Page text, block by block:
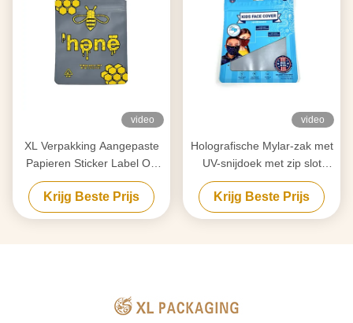
video
XL Verpakking Aangepaste
Papieren Sticker Label Op
Maat Bedrukte 3.5 Mil Mylar
Ritssluiting Zak Plastic
Voedselverpakking Stand-Up
Krijg Beste Prijs
video
Holografische Mylar-zak met
UV-snijdoek met zip slot
voedselzak op maat met op
maat gemaakte papieren
stickerlabel
Krijg Beste Prijs